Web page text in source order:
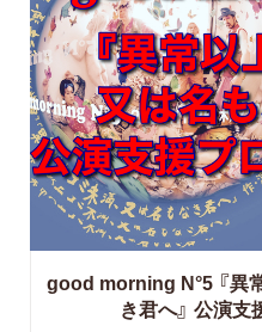
good morning N°5 『異
き君へ』 公演支